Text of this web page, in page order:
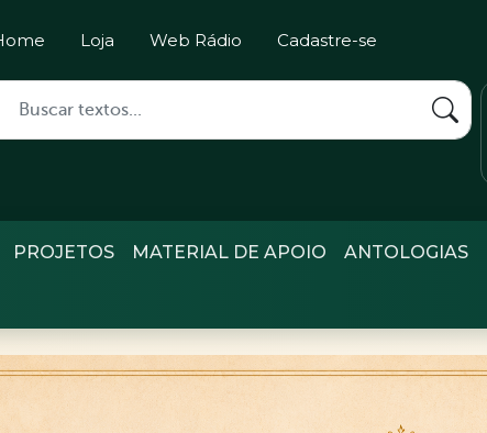
Loja Web Rádio Cadastre-se
PROJETOS MATERIAL DE APOIO ANTOLOGIAS